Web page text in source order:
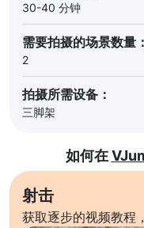
30-40 分钟
需要拍摄的场景数量：
2
拍摄所需设备：
三脚架
如何在
射击
获取逐步的视频教程